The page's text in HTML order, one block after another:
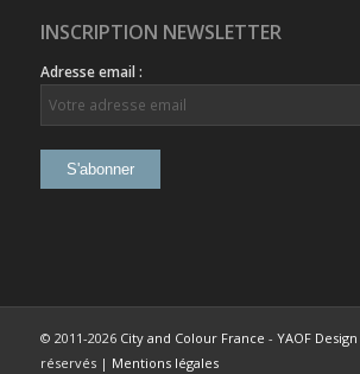
INSCRIPTION NEWSLETTER
Adresse email :
© 2011-2026 City and Colour France - YAOF Design
réservés | Mentions légales